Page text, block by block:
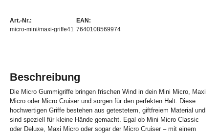
Art.-Nr.:
micro-mini/maxi-griffe41
EAN:
7640108569974
Beschreibung
Die Micro Gummigriffe bringen frischen Wind in dein Mini Micro, Maxi
Micro oder Micro Cruiser und sorgen für den perfekten Halt. Diese
hochwertigen Griffe bestehen aus getestetem, giftfreiem Material und
sind speziell für kleine Hände gemacht. Egal ob Mini Micro Classic
oder Deluxe, Maxi Micro oder sogar der Micro Cruiser – mit einem